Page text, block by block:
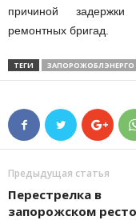
причиной
ремонтных бригад.
ТЕГИ ЗАПОРОЖОБЛЭНЕРГО
Предыдущая статья
Перестрелка в
запорожском